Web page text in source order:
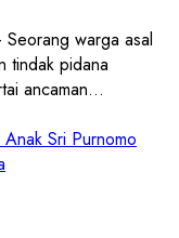
warga asal
tindak pidana
ancaman...
Sri Purnomo